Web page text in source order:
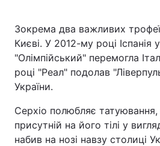
Зокрема два важливих
Києві. У 2012-му році Іспанія
"Олімпійський" перемогла
році "Реал" подолав
України.
Серхіо полюбляє татуювання,
присутній на його тілі у
набив на нозі навзу столиці